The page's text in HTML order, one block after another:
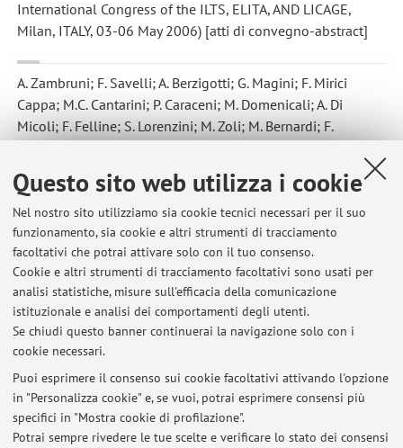
Questo sito web utilizza i cookie
Nel nostro sito utilizziamo sia cookie tecnici necessari per il suo
funzionamento, sia cookie e altri strumenti di tracciamento
facoltativi che potrai attivare solo con il tuo consenso.
Cookie e altri strumenti di tracciamento facoltativi sono usati per
analisi statistiche, misure sull'efficacia della comunicazione
istituzionale e analisi dei comportamenti degli utenti.
Se chiudi questo banner continuerai la navigazione solo con i
cookie necessari.
Puoi esprimere il consenso sui cookie facoltativi attivando l'opzione
in "Personalizza cookie" e, se vuoi, potrai esprimere consensi più
specifici in "Mostra cookie di profilazione".
Potrai sempre rivedere le tue scelte e verificare lo stato dei consensi
International Congress of the ILTS, ELITA, AND LICAGE,
Milan, ITALY, 03-06 May 2006) [atti di convegno-abstract]
A. Zambruni; F. Savelli; A. Berzigotti; G. Magini; F. Mirici
Cappa; M.C. Cantarini; P. Caraceni; M. Domenicali; A. Di
Micoli; F. Felline; S. Lorenzini; M. Zoli; M. Bernardi; F.
prolongation in patients with liver cirrhosis
, in: _, «JOURNAL OF
HEPATOLOGY», 2006, 44, pp. S95 - S95 (atti di: 41st annual
meeting of the European Association for the Study of the
Liver, Vienna, 26-30 aprile 2006) [atti di convegno-abstract]
15 16 17 18 19
Ultimi avvisi